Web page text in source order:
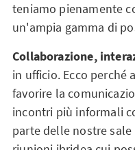
teniamo pienamente
un'ampia gamma di
Collaborazione,
in ufficio. Ecco
favorire la
incontri più informali
parte delle nostre